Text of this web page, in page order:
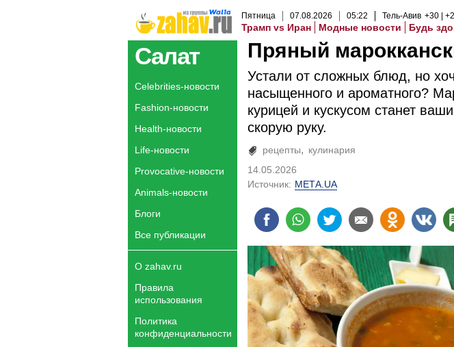
Пятница 07.08.2026 05:22 Тель-Авив +30
Трамп vs Иран Модные новости Будь
Салат
Celebrities-новости
Fashion-новости
Health-новости
Life-новости
Provocative-новости
Animals-новости
Блоги
Все публикации
О zahav.ru
Правила
использования
Политика
конфиденциальности
Пряный
Устали от сложных блюд, но
насыщенного и ароматного?
курицей и кускусом станет
скорую руку.
рецепты
кулинария
14.05.2026
Источник: МЕТА.UA